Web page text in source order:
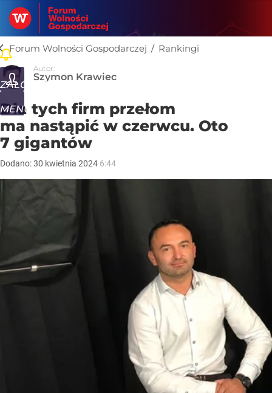
ZALOGUJ
MENU
Rankingi
Forum Wolności Gospodarczej / Rankingi
Autor:
Szymon Krawiec
Dla tych firm przełom
ma nastąpić w czerwcu. Oto
7 gigantów
Dodano:30 kwietnia 2024 6:44